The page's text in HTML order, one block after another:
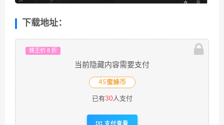
下载地址：
蜂王价 8 折
当前隐藏内容需要支付
45蜜蜂币
已有30人支付
支付查看